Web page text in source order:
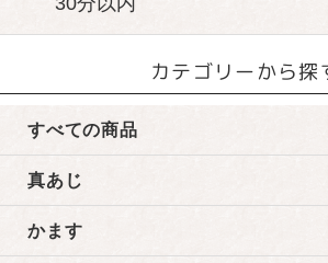
カテゴリーから探
すべての商品
真あじ
かます